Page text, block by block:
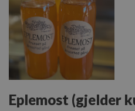
Eplemost (gjelder
Lagringserklæring
Navn
cie-cart-key